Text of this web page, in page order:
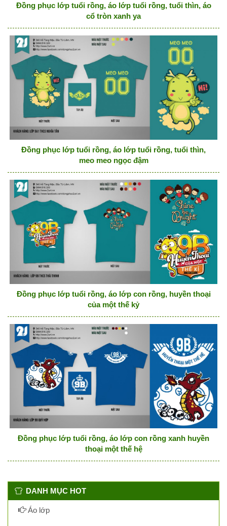
Đồng phục lớp tuổi rồng, áo lớp tuổi rồng, tuổi thìn, áo
cổ tròn xanh ya
Đồng phục lớp tuổi rồng, áo lớp tuổi rồng, tuổi thìn,
meo meo ngọc đậm
Đồng phục lớp tuổi rồng, áo lớp con rồng, huyền thoại
của một thế kỷ
Đồng phục lớp tuổi rồng, áo lớp con rồng xanh huyền
thoại một thế hệ
DANH MỤC HOT
Áo lớp